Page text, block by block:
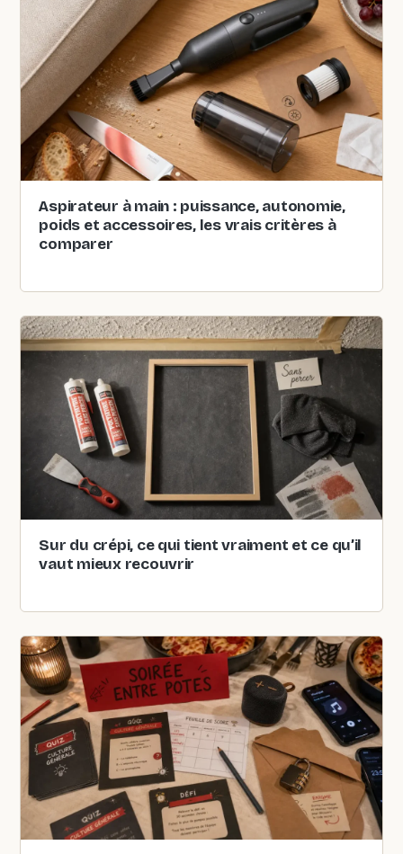
Aspirateur à main : puissance, autonomie,
poids et accessoires, les vrais critères à
comparer
Sur du crépi, ce qui tient vraiment et ce qu’il
vaut mieux recouvrir